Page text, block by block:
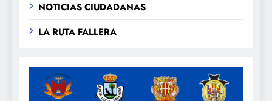
NOTICIAS CIUDADANAS
LA RUTA FALLERA